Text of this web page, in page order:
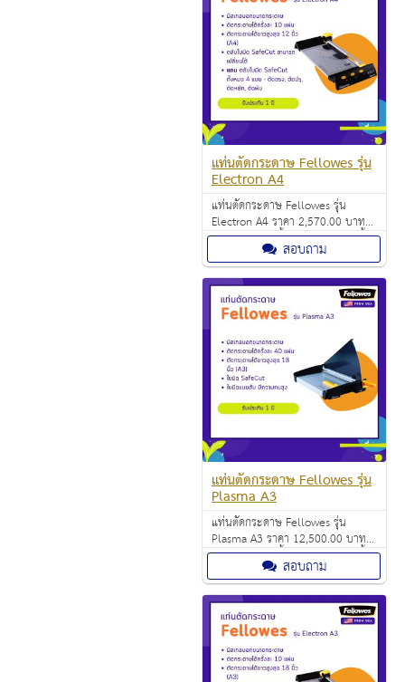
แท่นตัดกระดาษ Fellowes รุ่น
Electron A4
แท่นตัดกระดาษ Fellowes รุ่น
Electron A4 ราคา 2,570.00 บาท
ตัดกระดาษได้ครั้งละ 10 แผ่นต่อครั้ง
(A4/80 แกรม) สอบถาม
แท่นตัดกระดาษ Fellowes รุ่น
Plasma A3
แท่นตัดกระดาษ Fellowes รุ่น
Plasma A3 ราคา 12,500.00 บาท
ตัดกระดาษได้ครั้งละ 40 แผ่นต่อครั้ง
(A3/80 แกรม) สอบถาม